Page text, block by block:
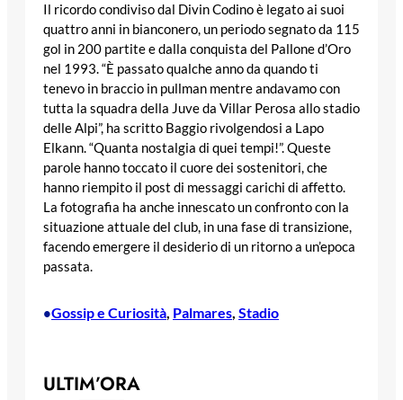
Il ricordo condiviso dal Divin Codino è legato ai suoi
quattro anni in bianconero, un periodo segnato da 115
gol in 200 partite e dalla conquista del Pallone d’Oro
nel 1993. “È passato qualche anno da quando ti
tenevo in braccio in pullman mentre andavamo con
tutta la squadra della Juve da Villar Perosa allo stadio
delle Alpi”, ha scritto Baggio rivolgendosi a Lapo
Elkann. “Quanta nostalgia di quei tempi!”. Queste
parole hanno toccato il cuore dei sostenitori, che
hanno riempito il post di messaggi carichi di affetto.
La fotografia ha anche innescato un confronto con la
situazione attuale del club, in una fase di transizione,
facendo emergere il desiderio di un ritorno a un’epoca
passata.
•Gossip e Curiosità, Palmares, Stadio
ULTIM’ORA